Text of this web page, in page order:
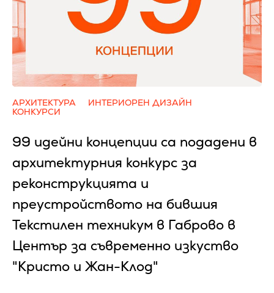
АРХИТЕКТУРА
ИНТЕРИОРЕН ДИЗАЙН
КОНКУРСИ
99 идейни концепции са подадени в
архитектурния конкурс за
реконструкцията и
преустройството на бившия
Текстилен техникум в Габрово в
Център за съвременно изкуство
"Кристо и Жан-Клод"